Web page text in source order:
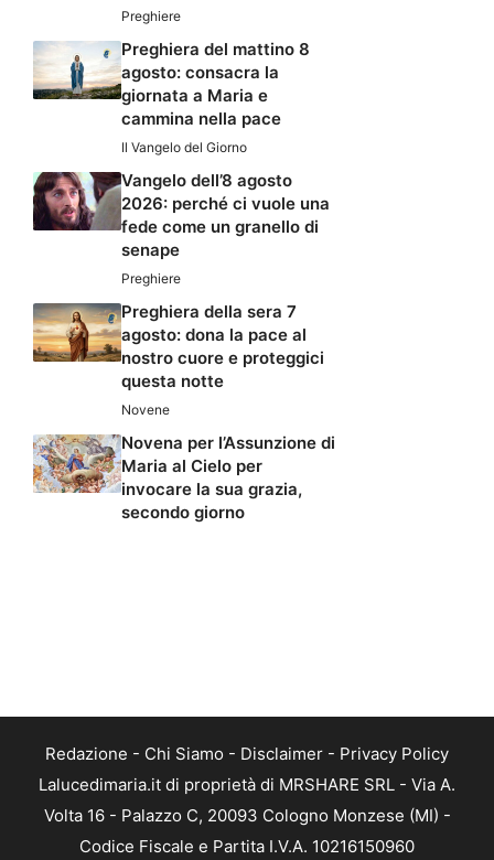
Preghiere
Preghiera del mattino 8
agosto: consacra la
giornata a Maria e
cammina nella pace
Il Vangelo del Giorno
Vangelo dell’8 agosto
2026: perché ci vuole una
fede come un granello di
senape
Preghiere
Preghiera della sera 7
agosto: dona la pace al
nostro cuore e proteggici
questa notte
Novene
Novena per l’Assunzione di
Maria al Cielo per
invocare la sua grazia,
secondo giorno
Redazione - Chi Siamo - Disclaimer - Privacy Policy
Lalucedimaria.it di proprietà di MRSHARE SRL - Via A.
Volta 16 - Palazzo C, 20093 Cologno Monzese (MI) -
Codice Fiscale e Partita I.V.A. 10216150960